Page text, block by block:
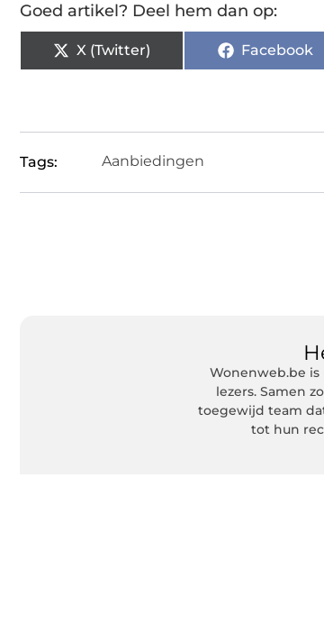
Goed artikel? Deel hem dan op:
X (Twitter) Facebook
Tags: Aanbiedingen
Wonenweb.be
lezers. Samen
toegewijd team
tot hun